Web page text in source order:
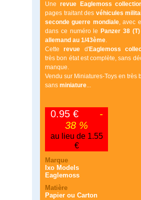
Une revue Eaglemoss
pages traitant des véhicules
seconde guerre mondiale, avec
dans ce numéro le Panzer 38
allemand au 1/43ème.
Cetterevue d'Eaglemoss
très bon état est complète, sans
manque.
Vendu sur Miniatures-Toys en très
sans miniature...
0.95 €
-
38 %
au lieu de 1.55
€
Marque
Ixo Models
Eaglemoss
Matière
Papier ou Carton